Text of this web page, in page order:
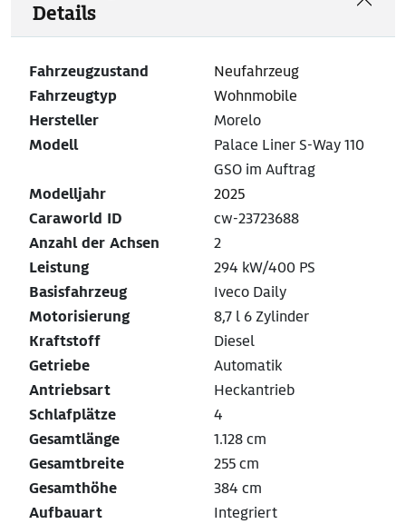
Details
Fahrzeugzustand
Neufahrzeug
Fahrzeugtyp
Wohnmobile
Hersteller
Morelo
Modell
Palace Liner S-Way 110
GSO im Auftrag
Modelljahr
2025
Caraworld ID
cw-23723688
Anzahl der Achsen
2
Leistung
294 kW/400 PS
Basisfahrzeug
Iveco Daily
Motorisierung
8,7 l 6 Zylinder
Kraftstoff
Diesel
Getriebe
Automatik
Antriebsart
Heckantrieb
Schlafplätze
4
Gesamtlänge
1.128 cm
Gesamtbreite
255 cm
Gesamthöhe
384 cm
Aufbauart
Integriert